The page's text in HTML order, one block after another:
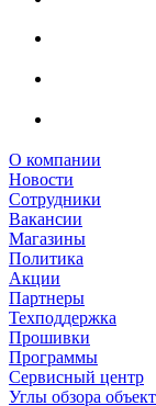
О компании
Новости
Сотрудники
Вакансии
Магазины
Политика
Акции
Партнеры
Техподдержка
Прошивки
Программы
Сервисный центр
Углы обзора